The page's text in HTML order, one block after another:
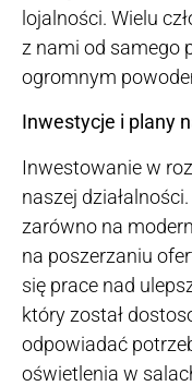
lojalności. Wielu
z nami od samego
ogromnym
Inwestycje i plany
Inwestowanie w
naszej
zarówno na
na poszerzaniu
się prace nad
który został
odpowiadać
oświetlenia w